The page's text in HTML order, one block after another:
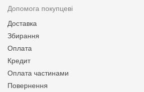
Допомога покупцеві
Доставка
Збирання
Оплата
Кредит
Оплата частинами
Повернення